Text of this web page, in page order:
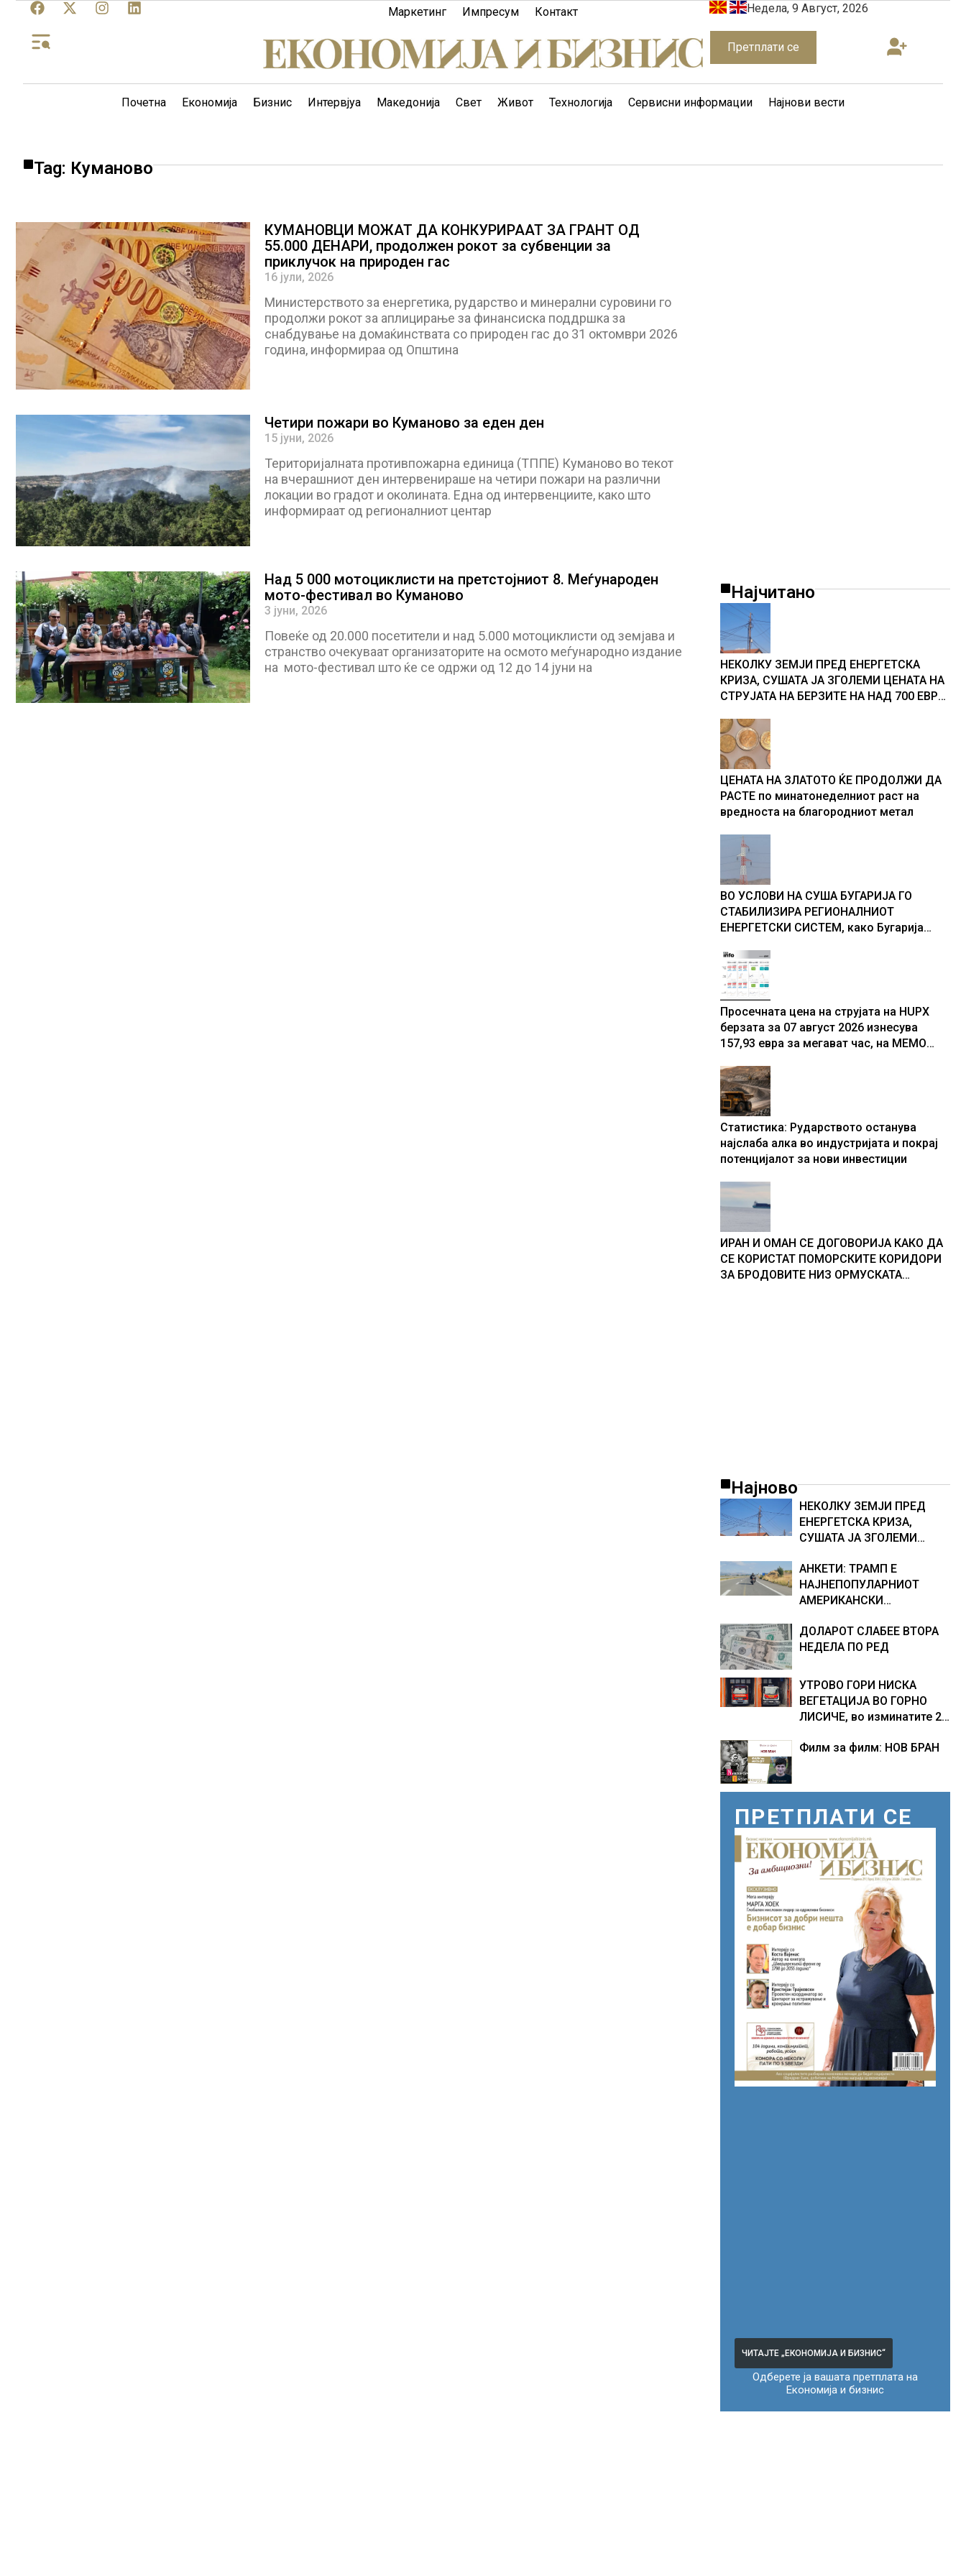
Маркетинг Импресум Контакт Недела, 9 Август, 2026
Претплати се
Почетна Економија Бизнис Интервјуа Македонија Свет Живот Технологија Сервисни информации Најнови вести
Tag: Куманово
КУМАНОВЦИ МОЖАТ ДА КОНКУРИРААТ ЗА ГРАНТ ОД
55.000 ДЕНАРИ, продолжен рокот за субвенции за
приклучок на природен гас
16 јули, 2026
Министерството за енергетика, рударство и минерални суровини го
продолжи рокот за аплицирање за финансиска поддршка за
снабдување на домаќинствата со природен гас до 31 октомври 2026
година, информираа од Општина
Четири пожари во Куманово за еден ден
15 јуни, 2026
Територијалната противпожарна единица (ТППЕ) Куманово во текот
на вчерашниот ден интервенираше на четири пожари на различни
локации во градот и околината. Една од интервенциите, како што
информираат од регионалниот центар
Над 5 000 мотоциклисти на претстојниот 8. Меѓународен
мото-фестивал во Куманово
3 јуни, 2026
Повеќе од 20.000 посетители и над 5.000 мотоциклисти од земјава и
странство очекуваат организаторите на осмото меѓународно издание
на мото-фестивал што ќе се одржи од 12 до 14 јуни на
Најчитано
НЕКОЛКУ ЗЕМЈИ ПРЕД ЕНЕРГЕТСКА
КРИЗА, СУШАТА ЈА ЗГОЛЕМИ ЦЕНАТА НА
СТРУЈАТА НА БЕРЗИТЕ НА НАД 700 ЕВРА
ЦЕНАТА НА ЗЛАТОТО ЌЕ ПРОДОЛЖИ ДА
РАСТЕ по минатонеделниот раст на
вредноста на благородниот метал
ВО УСЛОВИ НА СУША БУГАРИЈА ГО
СТАБИЛИЗИРА РЕГИОНАЛНИОТ
ЕНЕРГЕТСКИ СИСТЕМ, како Бугарија
складирање на енергија од батерии
Просечната цена на струјата на HUPX
берзата за 07 август 2026 изнесува
157,93 евра за мегават час, на МЕМО
Статистика: Рударството останува
најслаба алка во индустријата и покрај
потенцијалот за нови инвестиции
ИРАН И ОМАН СЕ ДОГОВОРИЈА КАКО ДА
СЕ КОРИСТАТ ПОМОРСКИТЕ КОРИДОРИ
ЗА БРОДОВИТЕ НИЗ ОРМУСКАТА
Најново
НЕКОЛКУ ЗЕМЈИ ПРЕД
ЕНЕРГЕТСКА КРИЗА,
СУШАТА ЈА ЗГОЛЕМИ
БЕРЗИТЕ НА НАД 700 ЕВРА
ЗА МЕГАВАТ-ЧАС
АНКЕТИ: ТРАМП Е
НАЈНЕПОПУЛАРНИОТ
АМЕРИКАНСКИ
МАНДАТ, тој не ги
признава резултатите од
ДОЛАРОТ СЛАБЕЕ ВТОРА
НЕДЕЛА ПО РЕД
УТРОВО ГОРИ НИСКА
ВЕГЕТАЦИЈА ВО ГОРНО
ЛИСИЧЕ, во изминатите 24
отворено
Филм за филм: НОВ БРАН
ПРЕТПЛАТИ СЕ
ЧИТАЈТЕ „ЕКОНОМИЈА И БИЗНИС“
Одберете ја вашата претплата на
Економија и бизнис